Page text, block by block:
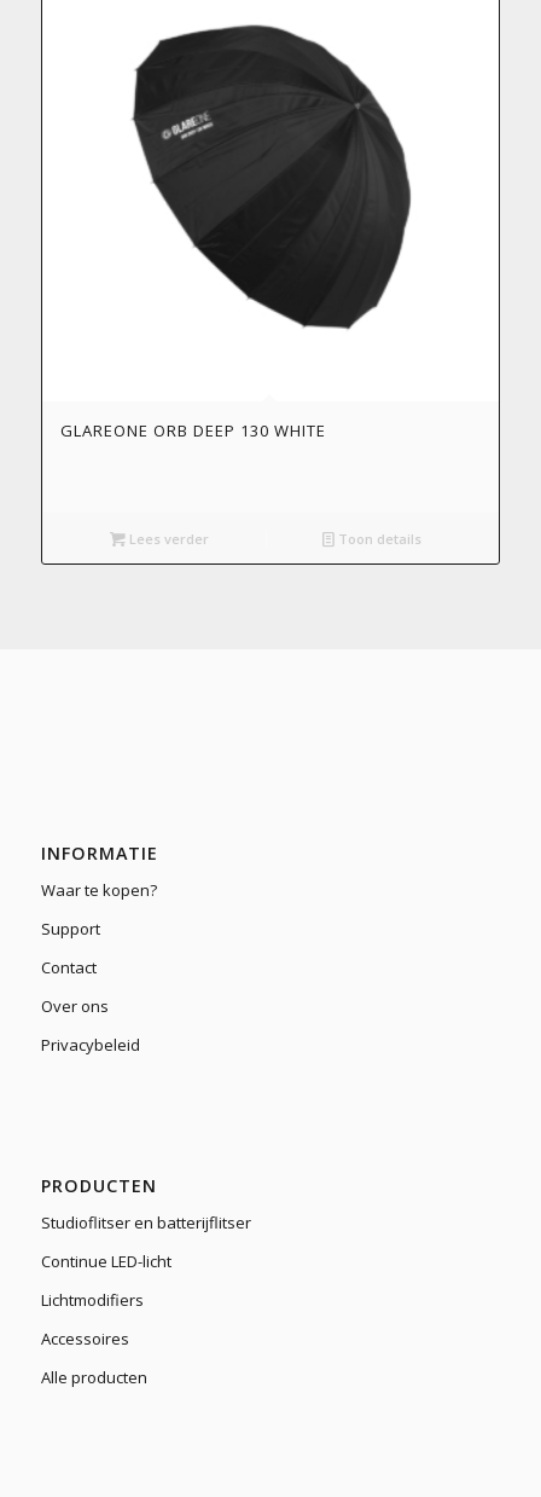
GLAREONE ORB DEEP 130 WHITE
Lees verder Toon details
INFORMATIE
Waar te kopen?
Support
Contact
Over ons
Privacybeleid
PRODUCTEN
Studioflitser en batterijflitser
Continue LED-licht
Lichtmodifiers
Accessoires
Alle producten